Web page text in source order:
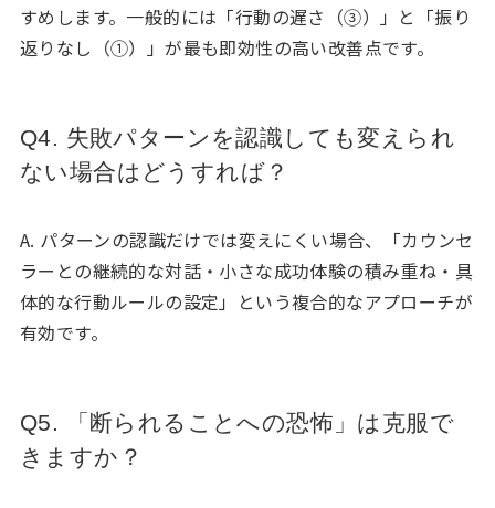
すめします。一般的には「行動の遅さ（③）」と「振り
返りなし（①）」が最も即効性の高い改善点です。
Q4. 失敗パターンを認識しても変えられ
ない場合はどうすれば？
A. パターンの認識だけでは変えにくい場合、「カウンセ
ラーとの継続的な対話・小さな成功体験の積み重ね・具
体的な行動ルールの設定」という複合的なアプローチが
有効です。
Q5. 「断られることへの恐怖」は克服で
きますか？